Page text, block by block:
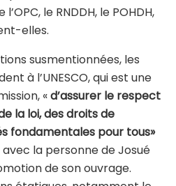
le RNDDH, le POHDH,
elles.
susmentionnées, les
à l’UNESCO, qui est une
«d’assurer le respect
la loi, des droits de
fondamentales pour tous»
la personne de Josué
de son ouvrage.